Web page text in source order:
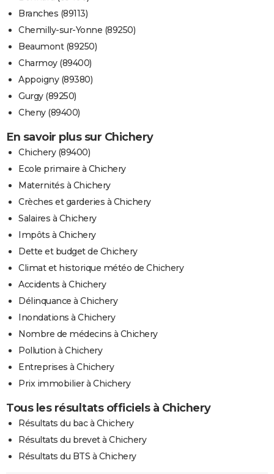
Branches (89113)
Chemilly-sur-Yonne (89250)
Beaumont (89250)
Charmoy (89400)
Appoigny (89380)
Gurgy (89250)
Cheny (89400)
En savoir plus sur Chichery
Chichery (89400)
Ecole primaire à Chichery
Maternités à Chichery
Crèches et garderies à Chichery
Salaires à Chichery
Impôts à Chichery
Dette et budget de Chichery
Climat et historique météo de Chichery
Accidents à Chichery
Délinquance à Chichery
Inondations à Chichery
Nombre de médecins à Chichery
Pollution à Chichery
Entreprises à Chichery
Prix immobilier à Chichery
Tous les résultats officiels à Chichery
Résultats du bac à Chichery
Résultats du brevet à Chichery
Résultats du BTS à Chichery